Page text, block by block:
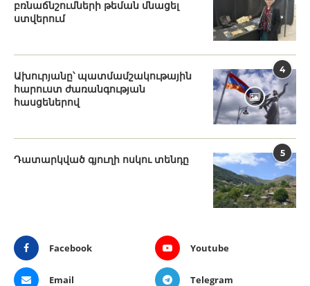
բռնաճնշումների թեման մնացել
ստվերում
4
Ախուրյանը՝ պատմամշակութային
հարուստ ժառանգության
հասցեներով
5
Դատարկված գյուղի ոսկու տենդը
Facebook Youtube
Email Telegram